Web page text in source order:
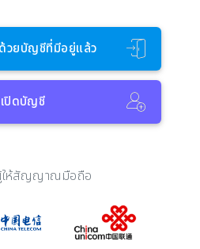
ด้วยบัญชีที่มีอยู่แล้ว
เปิดบัญชี
ให้สัญญาณมือถือ